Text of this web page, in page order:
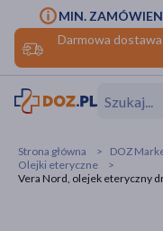
Darmowa
MIN.
Strona główna DOZ
Olejki eteryczne
Vera Nord, olejek eteryczny